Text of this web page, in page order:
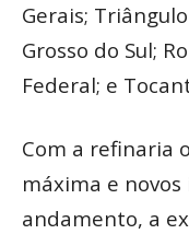
Gerais;
Grosso do Sul;
Federal; e
Com a refinaria
máxima e
andamento, a